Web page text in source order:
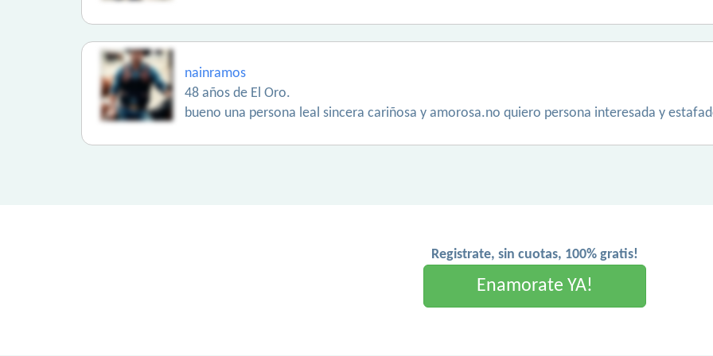
nainramos
48 años de El Oro.
bueno una persona leal sincera cariñosa y amorosa.no quiero persona interesada y
Registrate, sin cuotas, 100% gratis!
Enamorate YA!